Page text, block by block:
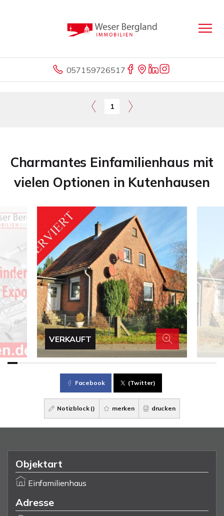
057159726517
1
Charmantes Einfamilienhaus mit
vielen Optionen in Kutenhausen
VERKAUFT
Facebook (Twitter)
Notizblock () merken drucken
Objektart
Einfamilienhaus
Adresse